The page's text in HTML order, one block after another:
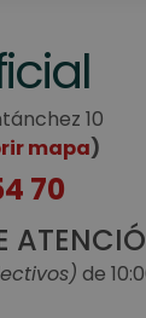
10
mapa)
70
de